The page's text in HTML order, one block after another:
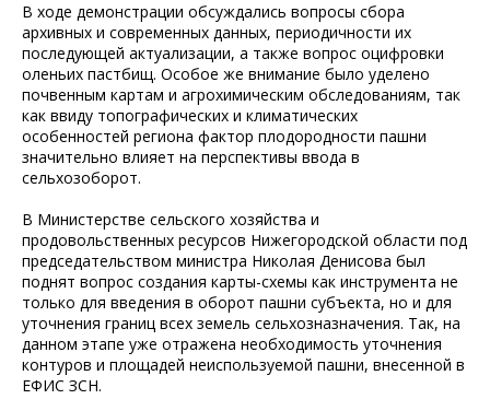
В ходе демонстрации обсуждались вопросы сбора
архивных и современных данных, периодичности их
последующей актуализации, а также вопрос оцифровки
оленьих пастбищ. Особое же внимание было уделено
почвенным картам и агрохимическим обследованиям, так
как ввиду топографических и климатических
особенностей региона фактор плодородности пашни
значительно влияет на перспективы ввода в
сельхозоборот.
В Министерстве сельского хозяйства и
продовольственных ресурсов Нижегородской области под
председательством министра Николая Денисова был
поднят вопрос создания карты-схемы как инструмента не
только для введения в оборот пашни субъекта, но и для
уточнения границ всех земель сельхозназначения. Так, на
данном этапе уже отражена необходимость уточнения
контуров и площадей неиспользуемой пашни, внесенной в
ЕФИС ЗСН.